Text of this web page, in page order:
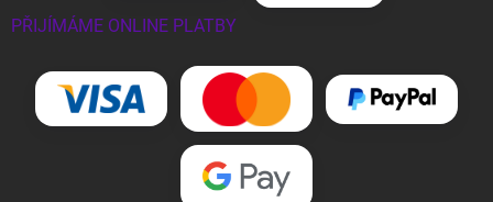
PŘIJÍMÁME ONLINE PLATBY